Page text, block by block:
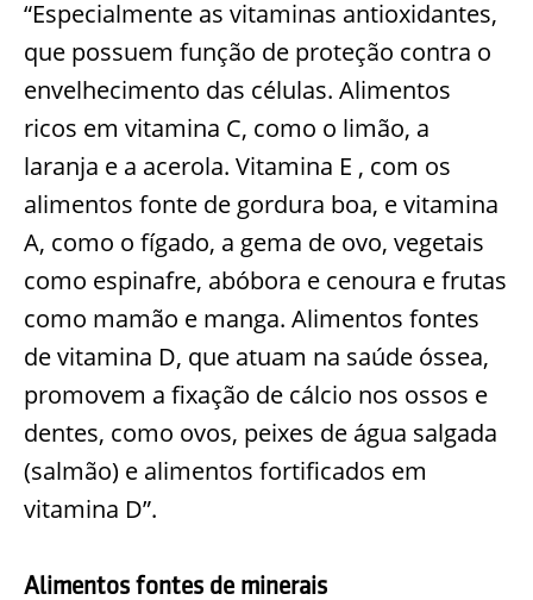
“Especialmente as vitaminas antioxidantes,
que possuem função de proteção contra o
envelhecimento das células. Alimentos
ricos em vitamina C, como o limão, a
laranja e a acerola. Vitamina E , com os
alimentos fonte de gordura boa, e vitamina
A, como o fígado, a gema de ovo, vegetais
como espinafre, abóbora e cenoura e frutas
como mamão e manga. Alimentos fontes
de vitamina D, que atuam na saúde óssea,
promovem a fixação de cálcio nos ossos e
dentes, como ovos, peixes de água salgada
(salmão) e alimentos fortificados em
vitamina D”.
Alimentos fontes de minerais